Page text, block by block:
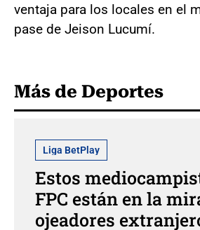
ventaja para los locales en el
pase de Jeison Lucumí.
Más de Deportes
Liga BetPlay
Estos
FPC están en la
ojeadores